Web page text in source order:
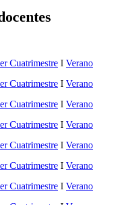
Cuatrimestre I Verano
Cuatrimestre I Verano
Cuatrimestre I Verano
Cuatrimestre I Verano
Cuatrimestre I Verano
Cuatrimestre I Verano
Cuatrimestre I Verano